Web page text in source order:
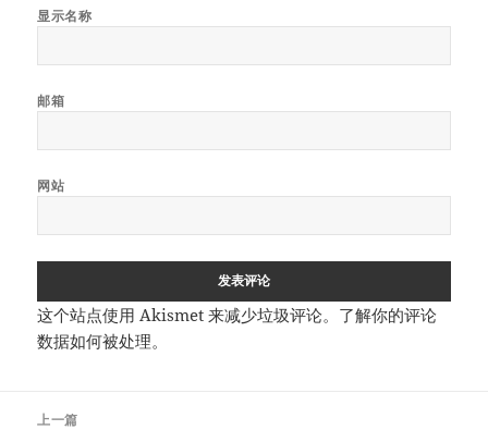
显示名称
邮箱
网站
这个站点使用 Akismet 来减少垃圾评论。 了解你的评论
数据如何被处理。
上一篇